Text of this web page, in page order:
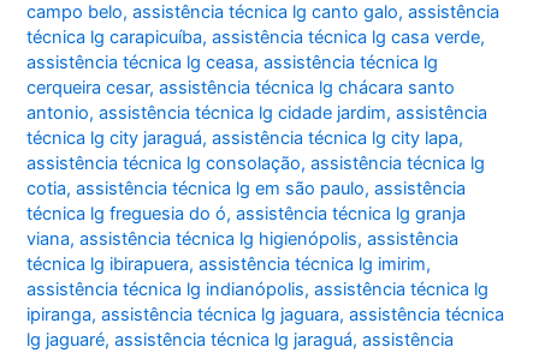
campo belo,assistência técnica lg canto galo,assistência
técnica lg carapicuíba,assistência técnica lg casa verde,
assistência técnica lg ceasa,assistência técnica lg
cerqueira cesar,assistência técnica lg chácara santo
antonio,assistência técnica lg cidade jardim,assistência
técnica lg city jaraguá,assistência técnica lg city lapa,
assistência técnica lg consolação,assistência técnica lg
cotia,assistência técnica lg em são paulo,assistência
técnica lg freguesia do ó,assistência técnica lg granja
viana,assistência técnica lg higienópolis,assistência
técnica lg ibirapuera,assistência técnica lg imirim,
assistência técnica lg indianópolis,assistência técnica lg
ipiranga,assistência técnica lg jaguara,assistência técnica
lg jaguaré,assistência técnica lg jaraguá,assistência